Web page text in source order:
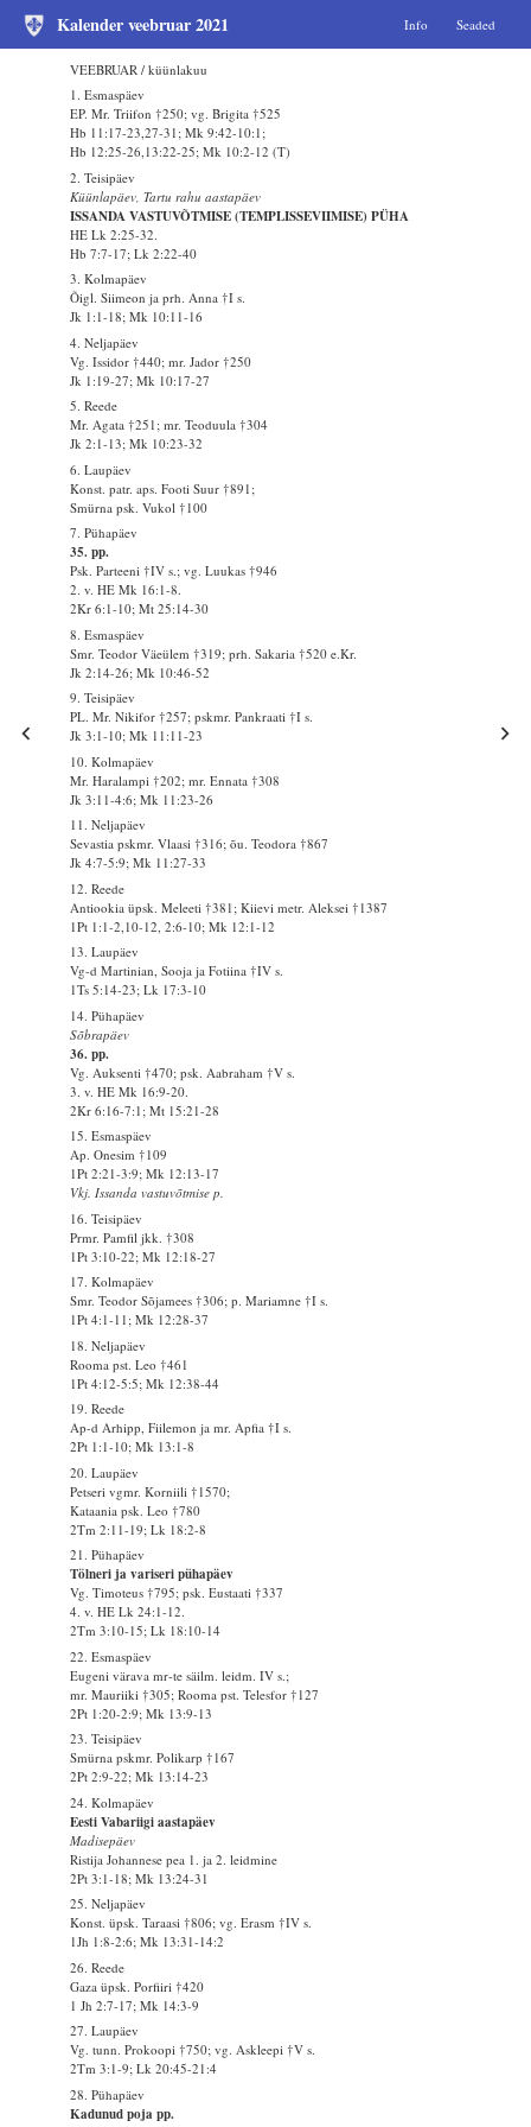
Kalender veebruar 2021 Info Seaded
VEEBRUAR / küünlakuu
1. Esmaspäev
EP. Mr. Triifon †250; vg. Brigita †525
Hb 11:17-23,27-31; Mk 9:42-10:1;
Hb 12:25-26,13:22-25; Mk 10:2-12 (T)
2. Teisipäev
Küünlapäev, Tartu rahu aastapäev
ISSANDA VASTUVÕTMISE (TEMPLISSEVIIMISE) PÜHA
HE Lk 2:25-32.
Hb 7:7-17; Lk 2:22-40
3. Kolmapäev
Õigl. Siimeon ja prh. Anna †I s.
Jk 1:1-18; Mk 10:11-16
4. Neljapäev
Vg. Issidor †440; mr. Jador †250
Jk 1:19-27; Mk 10:17-27
5. Reede
Mr. Agata †251; mr. Teoduula †304
Jk 2:1-13; Mk 10:23-32
6. Laupäev
Konst. patr. aps. Footi Suur †891;
Smürna psk. Vukol †100
7. Pühapäev
35. pp.
Psk. Parteeni †IV s.; vg. Luukas †946
2. v. HE Mk 16:1-8.
2Kr 6:1-10; Mt 25:14-30
8. Esmaspäev
Smr. Teodor Väeülem †319; prh. Sakaria †520 e.Kr.
Jk 2:14-26; Mk 10:46-52
9. Teisipäev
PL. Mr. Nikifor †257; pskmr. Pankraati †I s.
Jk 3:1-10; Mk 11:11-23
10. Kolmapäev
Mr. Haralampi †202; mr. Ennata †308
Jk 3:11-4:6; Mk 11:23-26
11. Neljapäev
Sevastia pskmr. Vlaasi †316; õu. Teodora †867
Jk 4:7-5:9; Mk 11:27-33
12. Reede
Antiookia üpsk. Meleeti †381; Kiievi metr. Aleksei †1387
1Pt 1:1-2,10-12, 2:6-10; Mk 12:1-12
13. Laupäev
Vg-d Martinian, Sooja ja Fotiina †IV s.
1Ts 5:14-23; Lk 17:3-10
14. Pühapäev
Sõbrapäev
36. pp.
Vg. Auksenti †470; psk. Aabraham †V s.
3. v. HE Mk 16:9-20.
2Kr 6:16-7:1; Mt 15:21-28
15. Esmaspäev
Ap. Onesim †109
1Pt 2:21-3:9; Mk 12:13-17
Vkj. Issanda vastuvõtmise p.
16. Teisipäev
Prmr. Pamfil jkk. †308
1Pt 3:10-22; Mk 12:18-27
17. Kolmapäev
Smr. Teodor Sõjamees †306; p. Mariamne †I s.
1Pt 4:1-11; Mk 12:28-37
18. Neljapäev
Rooma pst. Leo †461
1Pt 4:12-5:5; Mk 12:38-44
19. Reede
Ap-d Arhipp, Fiilemon ja mr. Apfia †I s.
2Pt 1:1-10; Mk 13:1-8
20. Laupäev
Petseri vgmr. Korniili †1570;
Kataania psk. Leo †780
2Tm 2:11-19; Lk 18:2-8
21. Pühapäev
Tölneri ja variseri pühapäev
Vg. Timoteus †795; psk. Eustaati †337
4. v. HE Lk 24:1-12.
2Tm 3:10-15; Lk 18:10-14
22. Esmaspäev
Eugeni värava mr-te säilm. leidm. IV s.;
mr. Mauriiki †305; Rooma pst. Telesfor †127
2Pt 1:20-2:9; Mk 13:9-13
23. Teisipäev
Smürna pskmr. Polikarp †167
2Pt 2:9-22; Mk 13:14-23
24. Kolmapäev
Eesti Vabariigi aastapäev
Madisepäev
Ristija Johannese pea 1. ja 2. leidmine
2Pt 3:1-18; Mk 13:24-31
25. Neljapäev
Konst. üpsk. Taraasi †806; vg. Erasm †IV s.
1Jh 1:8-2:6; Mk 13:31-14:2
26. Reede
Gaza üpsk. Porfiiri †420
1 Jh 2:7-17; Mk 14:3-9
27. Laupäev
Vg. tunn. Prokoopi †750; vg. Askleepi †V s.
2Tm 3:1-9; Lk 20:45-21:4
28. Pühapäev
Kadunud poja pp.